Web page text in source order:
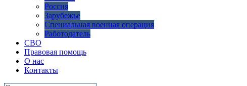
Россия
Зарубежье
Специальная военная операция
Работодатель
СВО
Правовая помощь
О нас
Контакты